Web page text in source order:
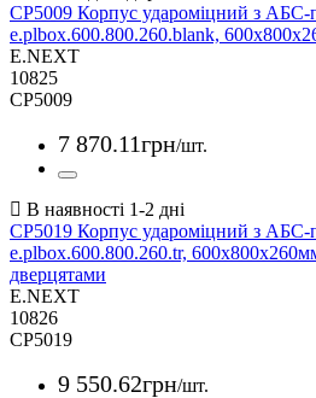
CP5009 Корпус удароміцний з АБС-
e.plbox.600.800.260.blank,
E.NEXT
10825
CP5009
7 870.11грн/шт.
CP5019 Корпус удароміцний з АБС-
e.plbox.600.800.260.tr,
дверцятами
E.NEXT
10826
CP5019
9 550.62грн/шт.